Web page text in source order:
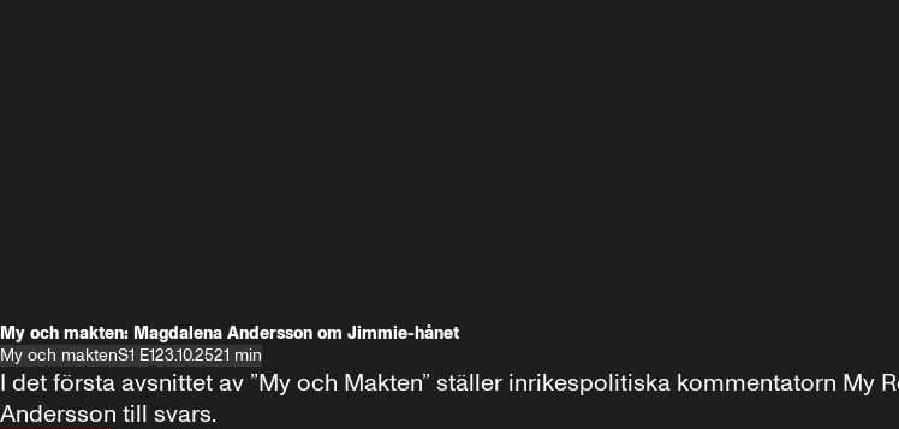
My och makten: Magdalena Andersson om Jimmie-hånet
My och maktenS1 E123.10.2521 min
I det första avsnittet av ”My och Makten” ställer inrikespolitiska kommentatorn
Andersson till svars.